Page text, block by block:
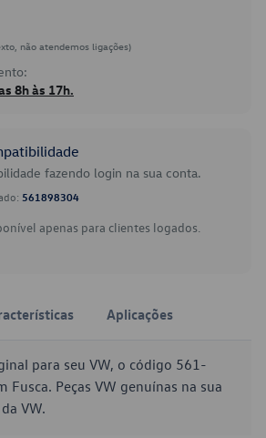
não atendemos ligações)
8h às 17h.
fazendo login na sua conta.
561898304
apenas para clientes logados.
Aplicações
para seu VW, o código 561-
Fusca. Peças VW genuínas na sua
VW.